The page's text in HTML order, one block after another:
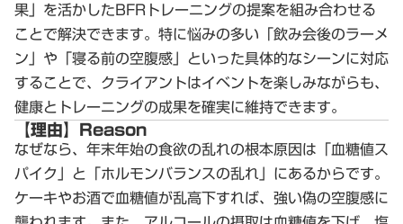
果」を活かしたBFRトレーニングの提案を組み合わせる
ことで解決できます。特に悩みの多い「飲み会後のラーメ
ン」や「寝る前の空腹感」といった具体的なシーンに対応
することで、クライアントはイベントを楽しみながらも、
健康とトレーニングの成果を確実に維持できます。
【理由】Reason
なぜなら、年末年始の食欲の乱れの根本原因は「血糖値ス
パイク」と「ホルモンバランスの乱れ」にあるからです。
ケーキやお酒で血糖値が乱高下すれば、強い偽の空腹感に